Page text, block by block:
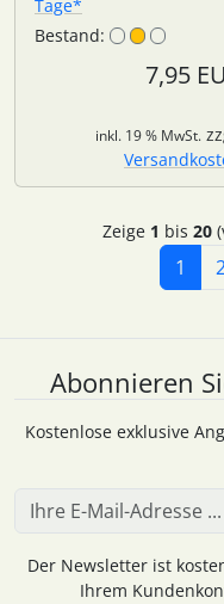
Tage*
Bestand:
7,95
inkl. 19 % MwSt.
Zeige 1 bis 20
1
Abonnieren
Kostenlose exklusive
Der Newsletter ist
Ihrem